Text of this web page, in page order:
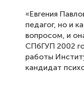
«Евгения
педагог, но и
вопросом, и
СПбГУП 2002
работы
кандидат